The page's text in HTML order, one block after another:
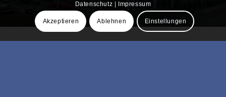
Datenschutz
Impressum
Akzeptieren Ablehnen Einstellungen